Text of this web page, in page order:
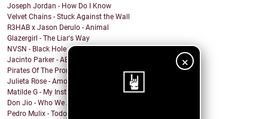
×
Joseph Jordan - How Do I Know
Velvet Chains - Stuck Against the Wall
R3HAB x Jason Derulo - Animal
Glazergirl - The Liar's Way
NVSN - Black Hole
Jacinto Parker - AEIOU
Pirates Of The Promised Land - Searching Through
Julieta Rose - Amor Propio
Matilde G - My Instincts Are Tragic
Don Jio - Who We Are
Pedro Mulix - Todo Ok